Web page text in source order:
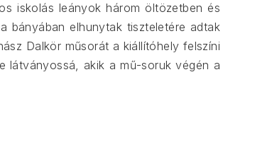
iskolás leányok három öltözetben és
bányában elhunytak tiszteletére adtak
Dalkör műsorát a kiállítóhely felszíni
látványossá, akik a mű-soruk végén a